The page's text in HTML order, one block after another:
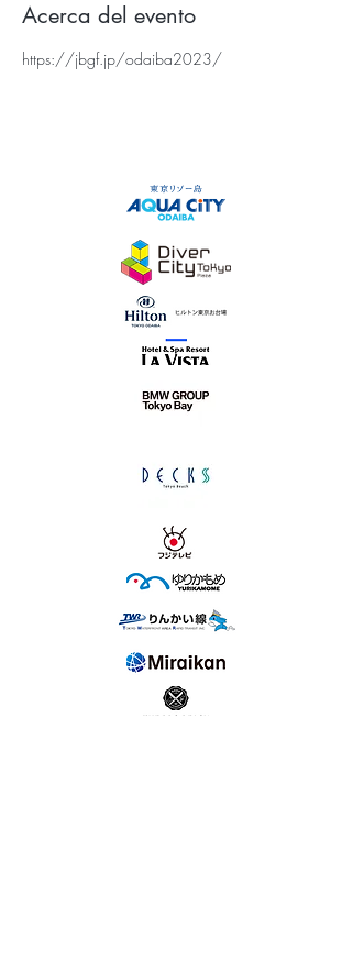
Acerca del evento
https://jbgf.jp/odaiba2023/